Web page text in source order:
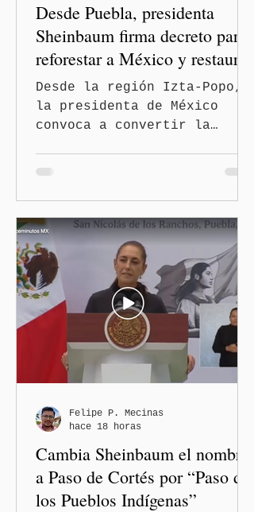
Desde Puebla, presidenta
Sheinbaum firma decreto para
reforestar a México y restaurar
ecosistemas
Desde la región Izta-Popo,
la presidenta de México
convoca a convertir la
Ranchos, Pue.-La presidenta
de México, Claudia
Sheinbaum Pardo, encabezó
desde la región Izta-Popo
el inicio de la Jornada
Nacional de Reforestación
2026, con la participación
simultánea de los gobiernos
estatales, comunidades,
pueblos originarios,
brigadistas y sociedad
civil de todo el país, y
anunció su pro
Cambia Sheinbaum el nombre
a Paso de Cortés por “Paso de
los Pueblos Indígenas”
Felipe P. Mecinas
hace 18 horas